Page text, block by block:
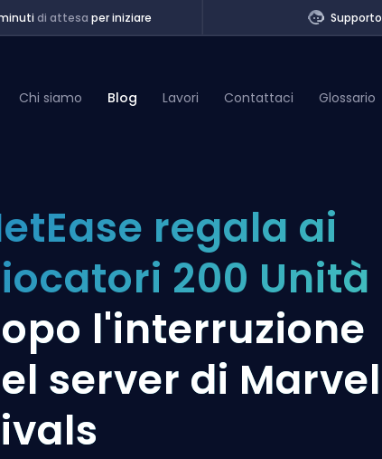
di attesa per iniziare Supporto
Chi siamo Blog Lavori Contattaci Glossario
regala ai
200 Unità
l'interruzione
server di Marvel